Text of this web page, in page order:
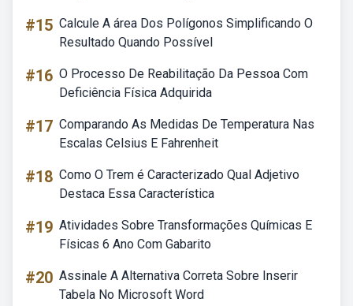
#15 Calcule A área Dos Polígonos Simplificando O
Resultado Quando Possível
#16 O Processo De Reabilitação Da Pessoa Com
Deficiência Física Adquirida
#17 Comparando As Medidas De Temperatura Nas
Escalas Celsius E Fahrenheit
#18 Como O Trem é Caracterizado Qual Adjetivo
Destaca Essa Característica
#19 Atividades Sobre Transformações Químicas E
Físicas 6 Ano Com Gabarito
#20 Assinale A Alternativa Correta Sobre Inserir
Tabela No Microsoft Word